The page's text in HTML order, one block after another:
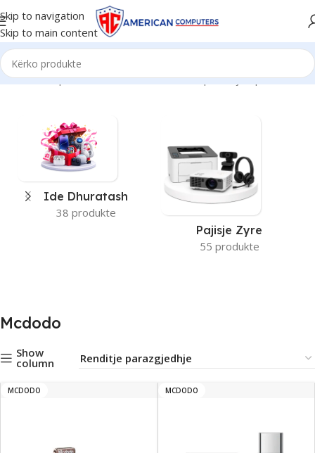
Skip to navigation
Skip to main content
Kreu Brand produkti Mcdodo Po shfaqen krejt 9 përfundimet
Ide Dhuratash
38 produkte
Pajisje Zyre
55 produkte
Mcdodo
Show
column
MCDODO MCDODO